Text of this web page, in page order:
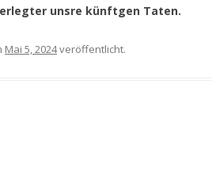
unsre künftgen Taten.
Mai 5, 2024veröffentlicht.